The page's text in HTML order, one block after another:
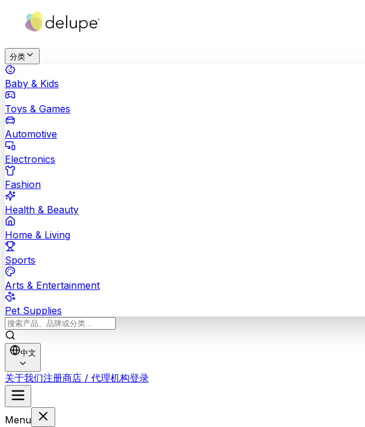
分类
Baby & Kids
Toys & Games
Automotive
Electronics
Fashion
Health & Beauty
Home & Living
Sports
Arts & Entertainment
Pet Supplies
中文
关于我们注册商店 / 代理机构登录
Menu